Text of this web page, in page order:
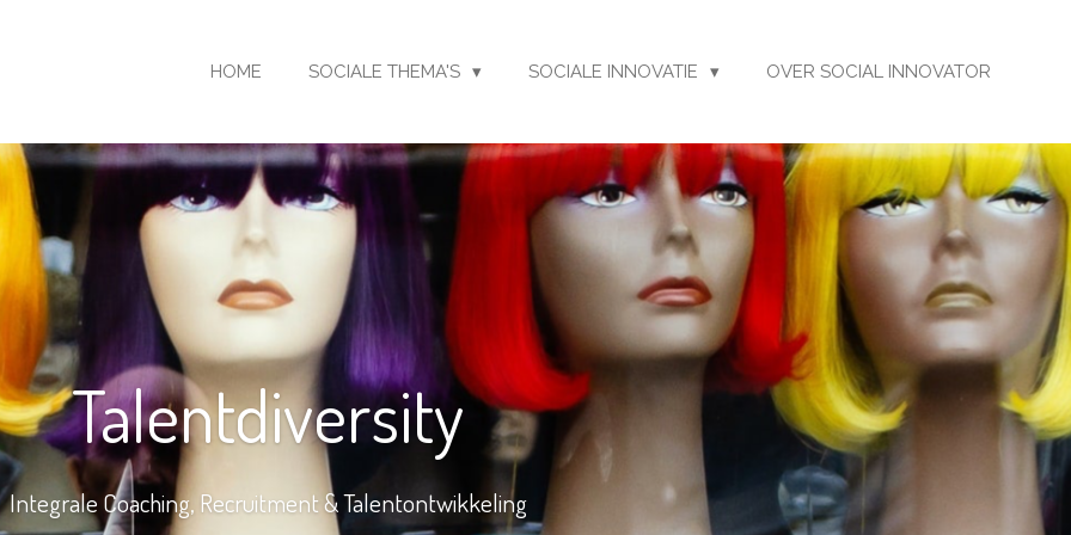
HOME SOCIALE THEMA'S SOCIALE INNOVATIE OVER SOCIAL INNOVATOR
Talentdiversity
Integrale Coaching, Recruitment & Talentontwikkeling